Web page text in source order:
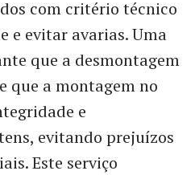
com critério técnico
e evitar avarias. Uma
que a desmontagem
que a montagem no
e
evitando prejuízos
Este serviço